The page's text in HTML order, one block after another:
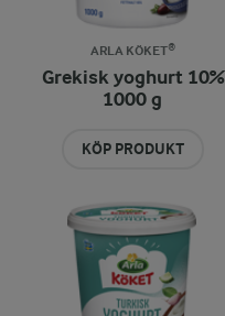
ARLA KÖKET®
Grekisk yoghurt 10%
1000 g
KÖP PRODUKT